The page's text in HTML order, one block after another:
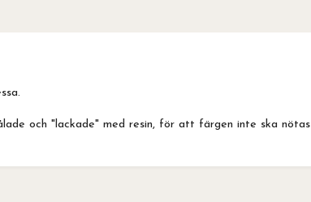
och "lackade" med resin, för att färgen inte ska